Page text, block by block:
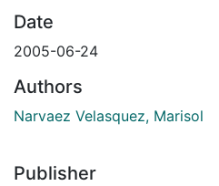
Date
2005-06-24
Authors
Narvaez Velasquez, Marisol
Publisher